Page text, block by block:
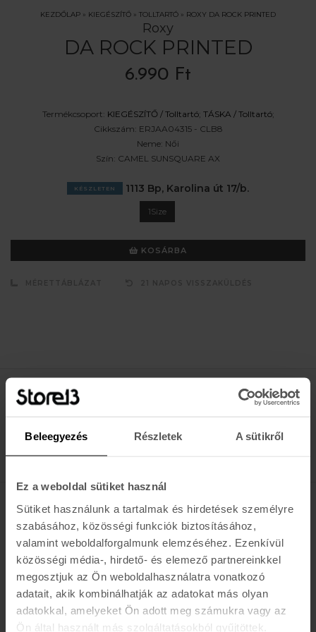
Beleegyezés Részletek A sütikről
Ez a weboldal sütiket használ
Sütiket használunk a tartalmak és hirdetések személyre
szabásához, közösségi funkciók biztosításához,
valamint weboldalforgalmunk elemzéséhez. Ezenkívül
közösségi média-, hirdető- és elemező partnereinkkel
megosztjuk az Ön weboldalhasználatra vonatkozó
adatait, akik kombinálhatják az adatokat más olyan
adatokkal, amelyeket Ön adott meg számukra vagy az
Ön által használt más szolgáltatásokból gyűjtöttek.
KEZDŐLAP » KIEGÉSZÍTŐ » TOLLTARTÓ » ROXY DA ROCK PRINTED
Roxy
DA ROCK PRINTED
6.990 Ft
Termékcsoport: KIEGÉSZÍTŐ / Tolltartó; TÁSKA / Tolltartó;
Cikkszám: ERJAA04315 - CLB8
Neme: Női
Szín: CAMEL SUNSQUARE AX
KÉSZLETEN 1113 Bp, Karolina út 17/b.
1Size
KOSÁRBA
Értesülj az újdonságokról, akciókról
E-MAIL
K A R O L I N A 17 / B
Hétfő - Péntek: 11:00 - 19:00
Szombat: 10:00 - 19:00
Vasárnap: ZÁRVA
K I R Á L Y 52 (ÚJ)
Hétfő - Péntek: 11:00 - 19:00